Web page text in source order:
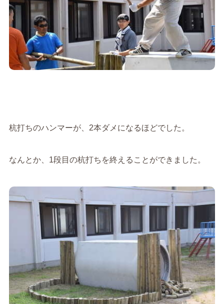
杭打ちのハンマーが、2本ダメになるほどでした。
なんとか、1段目の杭打ちを終えることができました。